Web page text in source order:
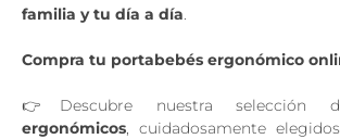
familia y tu día a día
Compra tu portabebés ergonómico
👉Descubre nuestra selección
ergonómicos , cuidadosamente